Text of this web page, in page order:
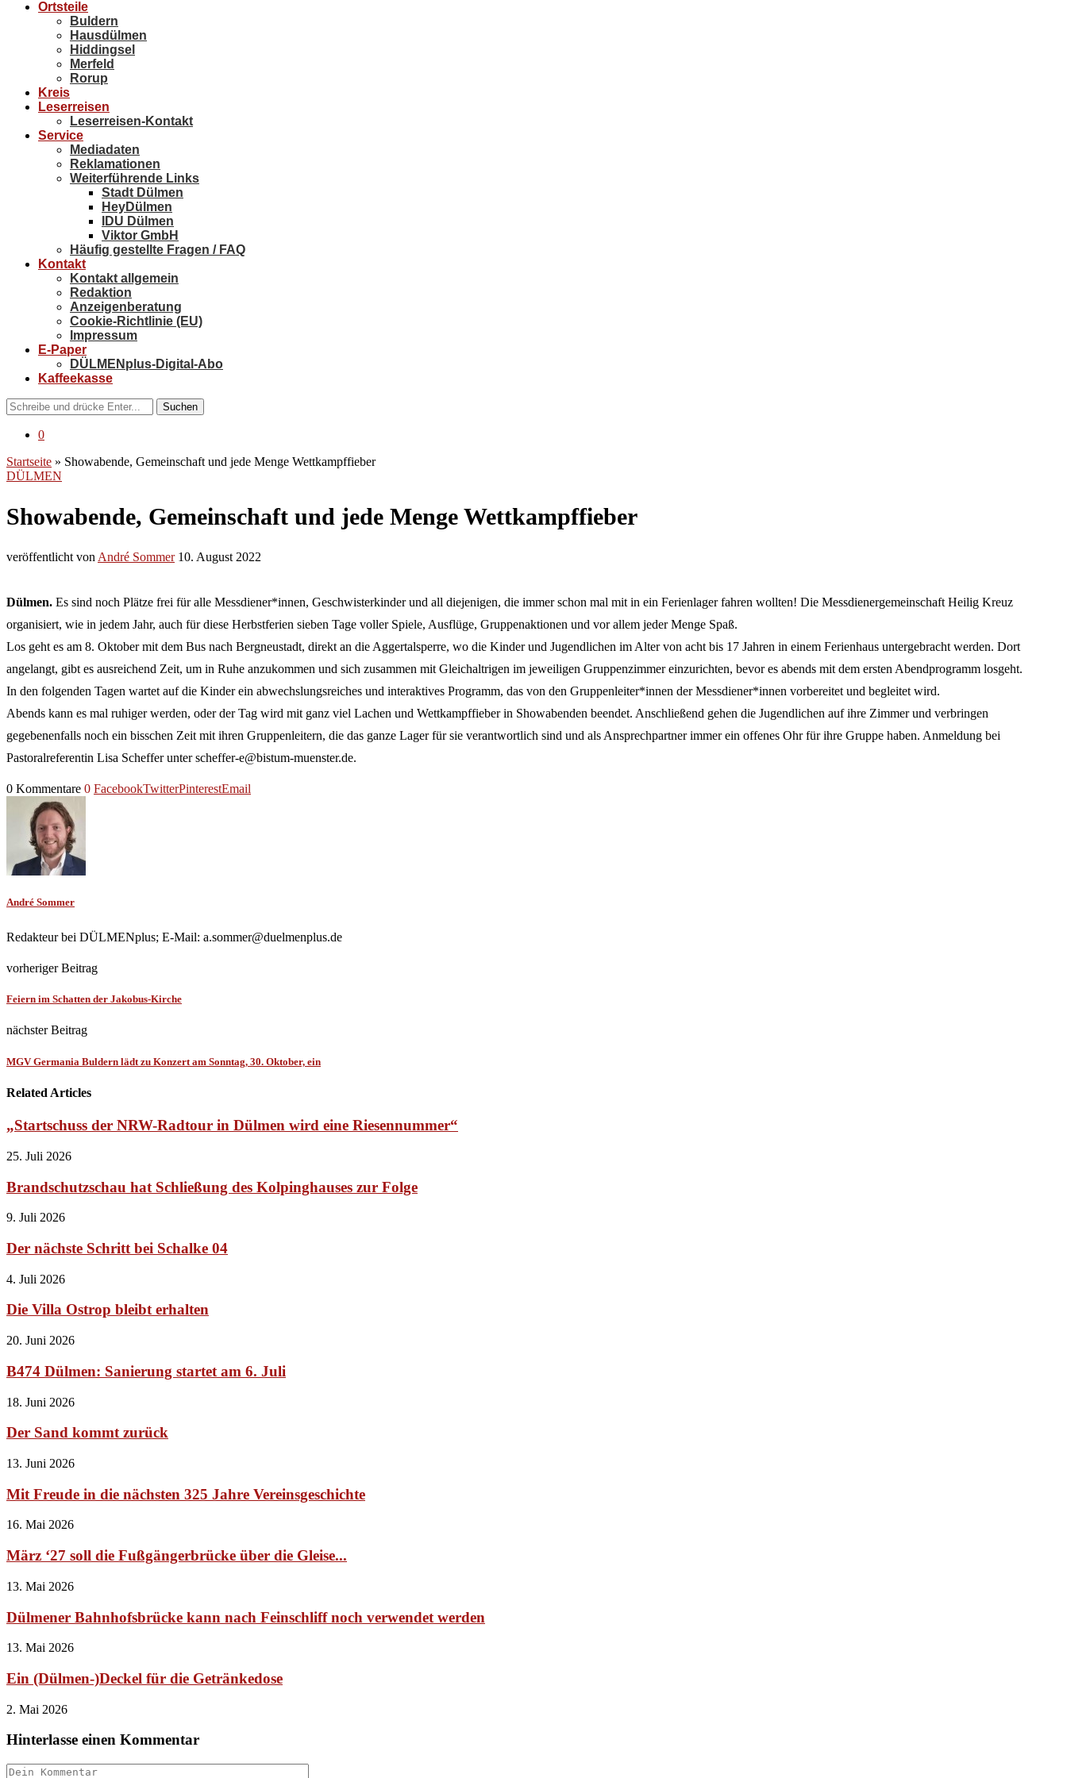
Ortsteile
Buldern
Hausdülmen
Hiddingsel
Merfeld
Rorup
Kreis
Leserreisen
Leserreisen-Kontakt
Service
Mediadaten
Reklamationen
Weiterführende Links
Stadt Dülmen
HeyDülmen
IDU Dülmen
Viktor GmbH
Häufig gestellte Fragen / FAQ
Kontakt
Kontakt allgemein
Redaktion
Anzeigenberatung
Cookie-Richtlinie (EU)
Impressum
E-Paper
DÜLMENplus-Digital-Abo
Kaffeekasse
Suchen
0
Startseite » Showabende, Gemeinschaft und jede Menge Wettkampffieber
DÜLMEN
Showabende, Gemeinschaft und jede Menge Wettkampffieber
veröffentlicht von André Sommer 10. August 2022
Dülmen. Es sind noch Plätze frei für alle Messdiener*innen, Geschwisterkinder und all diejenigen, die immer schon mal mit in ein Ferienlager fahren wollten! Die Messdienergemeinschaft Heilig Kreuz
organisiert, wie in jedem Jahr, auch für diese Herbstferien sieben Tage voller Spiele, Ausflüge, Gruppenaktionen und vor allem jeder Menge Spaß.
Los geht es am 8. Oktober mit dem Bus nach Bergneustadt, direkt an die Aggertalsperre, wo die Kinder und Jugendlichen im Alter von acht bis 17 Jahren in einem Ferienhaus untergebracht werden. Dort
angelangt, gibt es ausreichend Zeit, um in Ruhe anzukommen und sich zusammen mit Gleichaltrigen im jeweiligen Gruppenzimmer einzurichten, bevor es abends mit dem ersten Abendprogramm losgeht.
In den folgenden Tagen wartet auf die Kinder ein abwechslungsreiches und interaktives Programm, das von den Gruppenleiter*innen der Messdiener*innen vorbereitet und begleitet wird.
Abends kann es mal ruhiger werden, oder der Tag wird mit ganz viel Lachen und Wettkampffieber in Showabenden beendet. Anschließend gehen die Jugendlichen auf ihre Zimmer und verbringen
gegebenenfalls noch ein bisschen Zeit mit ihren Gruppenleitern, die das ganze Lager für sie verantwortlich sind und als Ansprechpartner immer ein offenes Ohr für ihre Gruppe haben. Anmeldung bei
Pastoralreferentin Lisa Scheffer unter scheffer-e@bistum-muenster.de.
0 Kommentare 0 FacebookTwitterPinterestEmail
André Sommer
Redakteur bei DÜLMENplus; E-Mail: a.sommer@duelmenplus.de
vorheriger Beitrag
Feiern im Schatten der Jakobus-Kirche
nächster Beitrag
MGV Germania Buldern lädt zu Konzert am Sonntag, 30. Oktober, ein
Related Articles
„Startschuss der NRW-Radtour in Dülmen wird eine Riesennummer“
25. Juli 2026
Brandschutzschau hat Schließung des Kolpinghauses zur Folge
9. Juli 2026
Der nächste Schritt bei Schalke 04
4. Juli 2026
Die Villa Ostrop bleibt erhalten
20. Juni 2026
B474 Dülmen: Sanierung startet am 6. Juli
18. Juni 2026
Der Sand kommt zurück
13. Juni 2026
Mit Freude in die nächsten 325 Jahre Vereinsgeschichte
16. Mai 2026
März ‘27 soll die Fußgängerbrücke über die Gleise...
13. Mai 2026
Dülmener Bahnhofsbrücke kann nach Feinschliff noch verwendet werden
13. Mai 2026
Ein (Dülmen-)Deckel für die Getränkedose
2. Mai 2026
Hinterlasse einen Kommentar